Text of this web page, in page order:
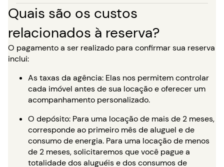
Quais são os custos
relacionados à reserva?
O pagamento a ser realizado para confirmar sua reserva
inclui:
As taxas da agência: Elas nos permitem controlar
cada imóvel antes de sua locação e oferecer um
acompanhamento personalizado.
O depósito: Para uma locação de mais de 2 meses,
corresponde ao primeiro mês de aluguel e de
consumo de energia. Para uma locação de menos
de 2 meses, solicitaremos que você pague a
totalidade dos aluguéis e dos consumos de